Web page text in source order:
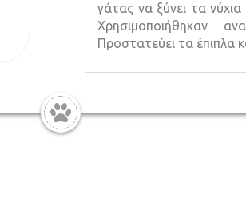
γάτας να ξύνει τα
Χρησιμοποιήθηκαν
Προστατεύει τα έπιπλα